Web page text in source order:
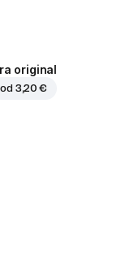
original
od 3,20 €